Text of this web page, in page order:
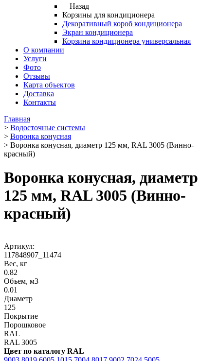
Назад
Корзины для кондиционера
Декоративный короб кондиционера
Экран кондиционера
Корзина кондиционера универсальная
О компании
Услуги
Фото
Отзывы
Карта объектов
Доставка
Контакты
Главная
> Водосточные системы
> Воронка конусная
> Воронка конусная, диаметр 125 мм, RAL 3005 (Винно-
красный)
Воронка конусная, диаметр
125 мм, RAL 3005 (Винно-
красный)
Артикул:
117848907_11474
Вес, кг
0.82
Объем, м3
0.01
Диаметр
125
Покрытие
Порошковое
RAL
RAL 3005
Цвет по каталогу RAL